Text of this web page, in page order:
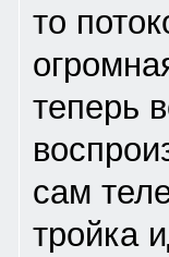
то
теперь
сам
тройка